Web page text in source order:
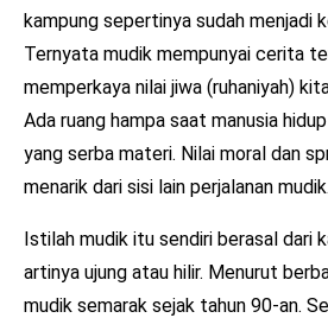
kampung sepertinya sudah menjadi
Ternyata mudik mempunyai cerita
memperkaya nilai jiwa (ruhaniyah)
Ada ruang hampa saat manusia
yang serba materi. Nilai moral dan
menarik dari sisi lain perjalanan mudik.
Istilah mudik itu sendiri berasal dari
artinya ujung atau hilir. Menurut
mudik semarak sejak tahun 90-an.